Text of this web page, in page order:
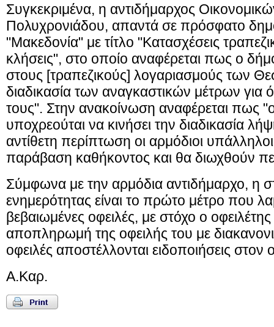
Συγκεκριμένα, η αντιδήμαρχος
Πολυχρονιάδου, απαντά σε πρόσφατο
"Μακεδονία" με τίτλο "Κατασχέσεις
κλήσεις", στο οποίο αναφέρεται πως ο
στους [τραπεζικούς] λογαριασμούς των
διαδικασία των αναγκαστικών μέτρων
τους". Στην ανακοίνωση αναφέρεται πως
υποχρεούται να κινήσει την διαδικασία
αντίθετη περίπτωση οι αρμόδιοι
παράβαση καθήκοντος και θα διωχθούν
Σύμφωνα με την αρμόδια αντιδήμαρχο, η
ενημερότητας είναι το πρώτο μέτρο που
βεβαιωμένες οφειλές, με στόχο ο
αποπληρωμή της οφειλής του με
οφειλές αποστέλλονται ειδοποιήσεις στον
Α.Καρ.